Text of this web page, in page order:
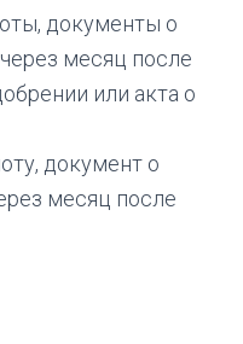
документы о
месяц после
или акта о
документ о
месяц после